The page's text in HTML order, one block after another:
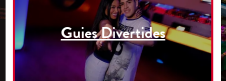
Guies Divertides